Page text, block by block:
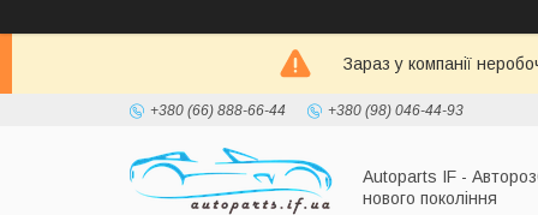
Зараз у компанії
+380 (66) 888-66-44 +380 (98) 046-44-93
Autoparts IF -
нового покоління